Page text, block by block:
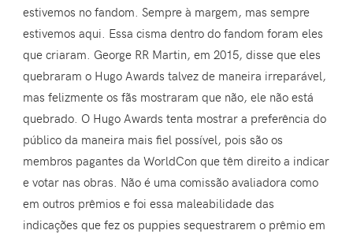
estivemos no fandom. Sempre à margem, mas sempre
estivemos aqui. Essa cisma dentro do fandom foram eles
que criaram. George RR Martin, em 2015, disse que eles
quebraram o Hugo Awards talvez de maneira irreparável,
mas felizmente os fãs mostraram que não, ele não está
quebrado. O Hugo Awards tenta mostrar a preferência do
público da maneira mais fiel possível, pois são os
membros pagantes da WorldCon que têm direito a indicar
e votar nas obras. Não é uma comissão avaliadora como
em outros prêmios e foi essa maleabilidade das
indicações que fez os puppies sequestrarem o prêmio em